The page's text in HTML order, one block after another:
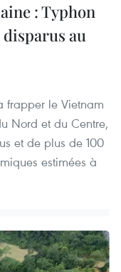
: Typhon
au
frapper le Vietnam
Nord et du Centre,
et de plus de 100
estimées à